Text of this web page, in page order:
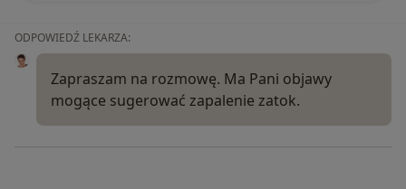
ODPOWIEDŹ LEKARZA:
Zapraszam na rozmowę. Ma Pani objawy
mogące sugerować zapalenie zatok.